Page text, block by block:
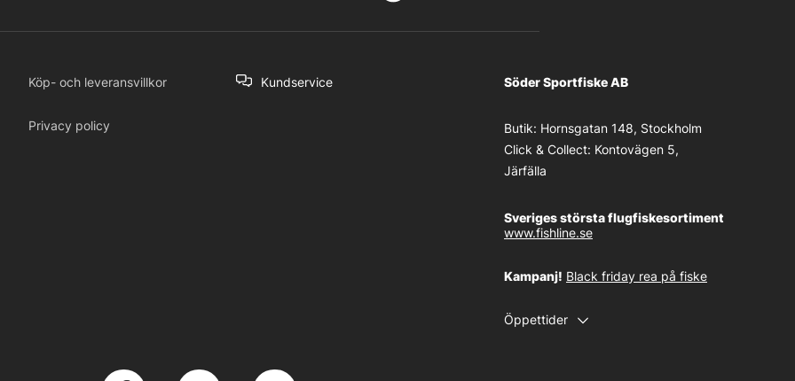
Köp- och leveransvillkor
Privacy policy
Kundservice Söder Sportfiske AB
Butik: Hornsgatan 148, Stockholm
Click & Collect: Kontovägen 5,
Järfälla
Sveriges största flugfiskesortiment
www.fishline.se
Kampanj! Black friday rea på fiske
Öppettider